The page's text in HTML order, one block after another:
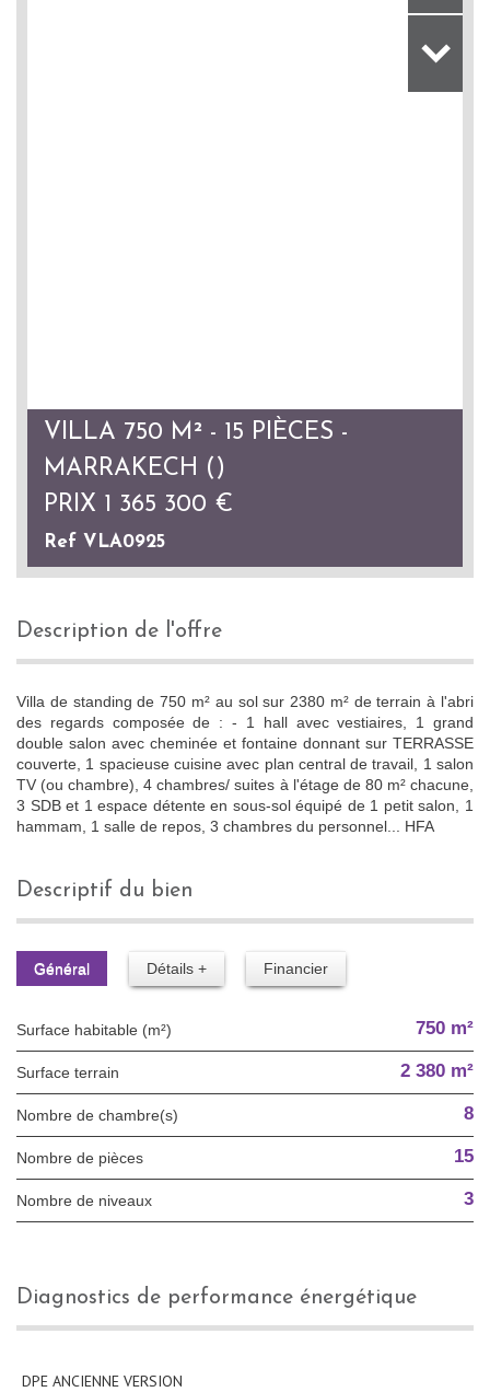
VILLA 750 M² - 15 PIÈCES -
MARRAKECH ()
PRIX 1 365 300 €
Ref VLA0925
description de l'offre
Villa de standing de 750 m² au sol sur 2380 m² de terrain à l'abri
des regards composée de : - 1 hall avec vestiaires, 1 grand
double salon avec cheminée et fontaine donnant sur TERRASSE
couverte, 1 spacieuse cuisine avec plan central de travail, 1 salon
TV (ou chambre), 4 chambres/ suites à l'étage de 80 m² chacune,
3 SDB et 1 espace détente en sous-sol équipé de 1 petit salon, 1
hammam, 1 salle de repos, 3 chambres du personnel... HFA
descriptif du bien
Général Détails + Financier
Surface habitable (m²) 750 m²
surface terrain 2 380 m²
Nombre de chambre(s) 8
Nombre de pièces 15
Nombre de niveaux 3
diagnostics de performance énergétique
DPE ANCIENNE VERSION